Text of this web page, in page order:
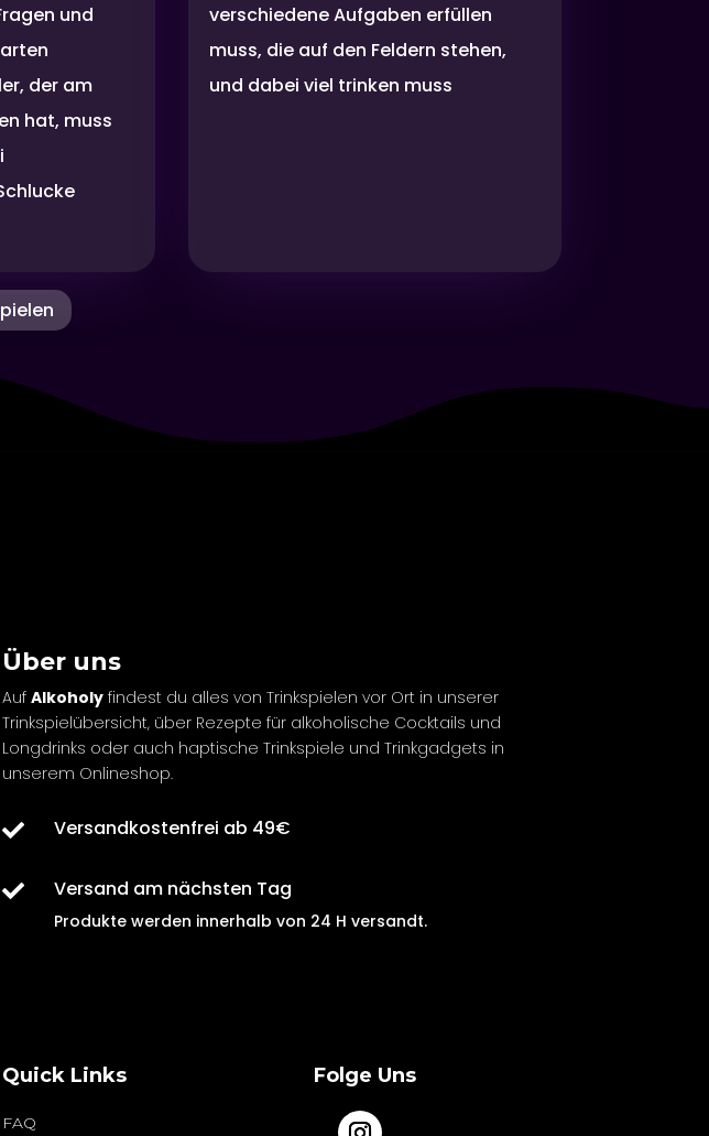
und
der am
hat, muss
verschiedene Aufgaben erfüllen
muss, die auf den Feldern stehen,
und dabei viel trinken muss
Über uns
Auf Alkoholyfindest du alles von Trinkspielen vor Ort in unserer
Trinkspielübersicht, über Rezepte für alkoholische Cocktails und
Longdrinks oder auch haptische Trinkspiele und Trinkgadgets in
unserem Onlineshop.
 Versandkostenfrei ab 49€
 Versand am nächsten Tag
Produkte werden innerhalb von 24 H versandt.
Quick Links
FAQ
Folge Uns